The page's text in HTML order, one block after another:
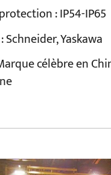
: IP54-IP65
Yaskawa
célèbre en